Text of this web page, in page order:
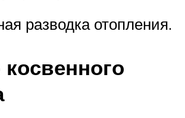
разводка отопления.